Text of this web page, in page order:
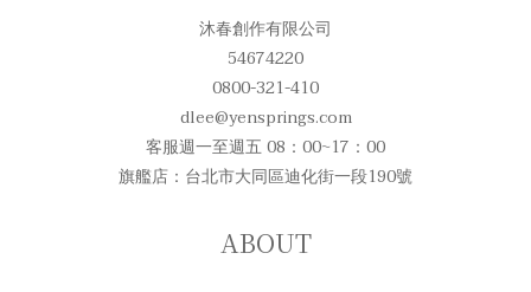
沐春創作有限公司
54674220
0800-321-410
dlee@yensprings.com
客服週一至週五 08：00~17：00
旗艦店：台北市大同區迪化街一段190號
ABOUT